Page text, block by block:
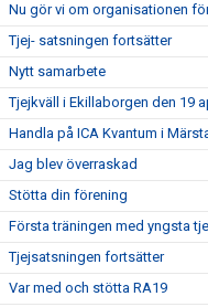
Nu gör vi om organisationen
Tjej- satsningen fortsätter
Nytt samarbete
Tjejkväll i Ekillaborgen den 19
Handla på ICA Kvantum i
Jag blev överraskad
Stötta din förening
Första träningen med yngsta
Tjejsatsningen fortsätter
Var med och stötta RA19